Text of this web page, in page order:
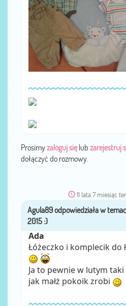
Prosimyzaloguj sięlub zarejestruj
dołączyć do rozmowy.
11 lata 7 miesiąc
przez
Ada
Łóżeczko i komplecik do
Ja to pewnie w lutym
jak małż pokoik zrobi